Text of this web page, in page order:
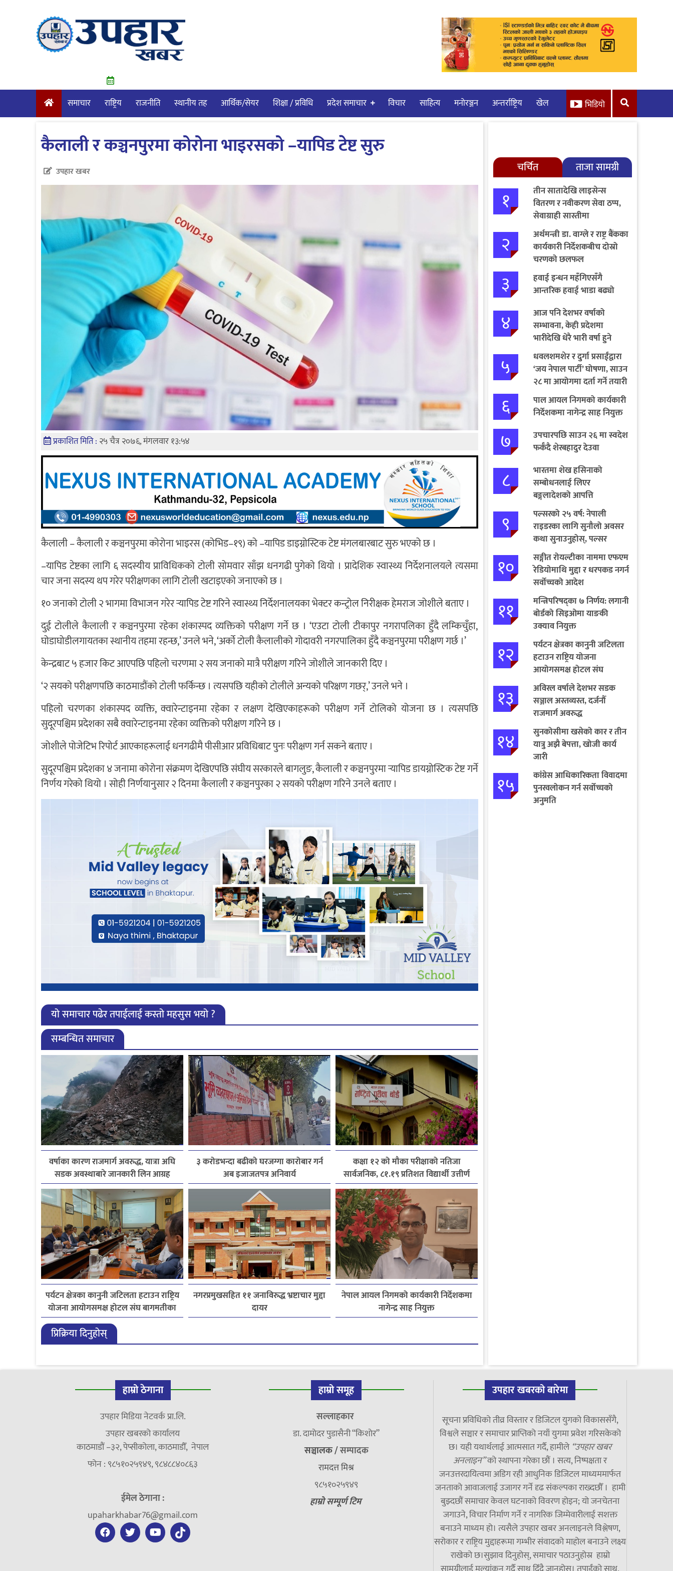
समाचार राष्ट्रिय राजनीति स्थानीय तह आर्थिक/सेयर शिक्षा / प्रविधि प्रदेश समाचार विचार साहित्य मनाेरञ्जन अन्तर्राष्ट्रिय खेल भिडियो
कैलाली र कञ्चनपुरमा कोरोना भाइरसको –यापिड टेष्ट सुरु
उपहार खबर
प्रकाशित मिति : २५ चैत्र २०७६, मंगलवार १३:५४
कैलाली – कैलाली र कञ्चनपुरमा कोरोना भाइरस (कोभिड–१९) को ‍–यापिड डाइग्नोस्टिक टेष्ट मंगलबारबाट सुरु भएको छ ।
–यापिड टेष्टका लागि ६ सदस्यीय प्राविधिकको टोली सोमवार साँझ धनगढी पुगेको थियो । प्रादेशिक स्वास्थ्य निर्देशनालयले त्यसमा
चार जना सदस्य थप गरेर परीक्षणका लागि टोली खटाइएको जनाएको छ ।
१० जनाको टोली २ भागमा विभाजन गरेर र्‍यापिड टेष्ट गरिने स्वास्थ्य निर्देशनालयका भेक्टर कन्ट्रोल निरीक्षक हेमराज जोशीले बताए ।
दुई टोलीले कैलाली र कञ्चनपुरमा रहेका शंकास्पद व्यक्तिको परीक्षण गर्ने छ । ‘एउटा टोली टीकापुर नगरापलिका हुँदै लम्किचुँहा,
घोडाघोडीलगायतका स्थानीय तहमा रहन्छ,’ उनले भने, ‘अर्काे टोली कैलालीको गोदावरी नगरपालिका हुँदै कञ्चनपुरमा परीक्षण गर्छ ।’
केन्द्रबाट ५ हजार किट आएपछि पहिलो चरणमा २ सय जनाको मात्रै परीक्षण गरिने जोशीले जानकारी दिए ।
‘२ सयको परीक्षणपछि काठमाडौंको टोली फर्किन्छ । त्यसपछि यहीको टोलीले अन्यको परिक्षण गछर्,’ उनले भने ।
पहिलो चरणका शंकास्पद व्यक्ति, क्वारेन्टाइनमा रहेका र लक्षण देखिएकाहरूको परीक्षण गर्ने टोलिको योजना छ । त्यसपछि
सुदूरपश्चिम प्रदेशका सबै क्वारेन्टाइनमा रहेका व्यक्तिको परीक्षण गरिने छ ।
जोशीले पोजेटिभ रिपोर्ट आएकाहरूलाई धनगढीमै पीसीआर प्रविधिबाट पुनः परीक्षण गर्न सकने बताए ।
सुदूरपश्चिम प्रदेशका ४ जनामा कोरोना संक्रमण देखिएपछि संघीय सरकारले बागलुङ, कैलाली र कञ्चनपुरमा र्‍यापिड डायग्नोस्टिक टेष्ट गर्ने
निर्णय गरेको थियो । सोही निर्णयानुसार २ दिनमा कैलाली र कञ्चनपुरका २ सयको परीक्षण गरिने उनले बताए ।
यो समाचार पढेर तपाईलाई कस्तो महसुस भयो ?
सम्बन्धित समाचार
वर्षाका कारण राजमार्ग अवरुद्ध, यात्रा अघि
सडक अवस्थाबारे जानकारी लिन आग्रह
३ करोडभन्दा बढीको घरजग्गा कारोबार गर्न
अब इजाजतपत्र अनिवार्य
कक्षा १२ को मौका परीक्षाको नतिजा
सार्वजनिक, ८१.१९ प्रतिशत विद्यार्थी उत्तीर्ण
पर्यटन क्षेत्रका कानुनी जटिलता हटाउन राष्ट्रिय
योजना आयोगसमक्ष होटल संघ बागमतीका
पाँचबुँदे माग
नगरप्रमुखसहित ११ जनाविरुद्ध भ्रष्टाचार मुद्दा
दायर
नेपाल आयल निगमको कार्यकारी निर्देशकमा
नागेन्द्र साह नियुक्त
प्रिक्रिया दिनुहोस्
चर्चित ताजा सामग्री
१
तीन सातादेखि लाइसेन्स
वितरण र नवीकरण सेवा ठप्प,
सेवाग्राही सास्तीमा
२
अर्थमन्त्री डा. वाग्ले र राष्ट्र बैंकका
कार्यकारी निर्देशकबीच दोस्रो
चरणको छलफल
३
हवाई इन्धन महँगिएसँगै
आन्तरिक हवाई भाडा बढ्यो
४
आज पनि देशभर वर्षाको
सम्भावना, केही प्रदेशमा
भारीदेखि धेरै भारी वर्षा हुने
चेतावनी
५
धवलशमशेर र दुर्गा प्रसाईंद्वारा
‘जय नेपाल पार्टी’ घोषणा, साउन
२८ मा आयोगमा दर्ता गर्ने तयारी
६
पाल आयल निगमको कार्यकारी
निर्देशकमा नागेन्द्र साह नियुक्त
७
उपचारपछि साउन २६ मा स्वदेश
फर्कँदै शेरबहादुर देउवा
८
भारतमा शेख हसिनाको
सम्बोधनलाई लिएर
बङ्गलादेशको आपत्ति
९
पल्सरको २५ वर्ष: नेपाली
राइडरका लागि सुनौलो अवसर
कथा सुनाउनुहोस्, पल्सर
जित्नुहोस्
१०
सङ्गीत रोयल्टीका नाममा एफएम
रेडियोमाथि मुद्दा र धरपकड नगर्न
सर्वोच्चको आदेश
११
मन्त्रिपरिषद्का ७ निर्णय: लगानी
बोर्डको सिइओमा याङकी
उक्याव नियुक्त
१२
पर्यटन क्षेत्रका कानुनी जटिलता
हटाउन राष्ट्रिय योजना
आयोगसमक्ष होटल संघ
बागमतीका पाँचबुँदे माग
१३
अविरल वर्षाले देशभर सडक
सञ्जाल अस्तव्यस्त, दर्जनौँ
राजमार्ग अवरुद्ध
१४
सुनकोसीमा खसेको कार र तीन
यात्रु अझै बेपत्ता, खोजी कार्य
जारी
१५
कांग्रेस आधिकारिकता विवादमा
पुनरवलोकन गर्न सर्वोच्चको
अनुमति
हाम्रो ठेगाना
उपहार मिडिया नेटवर्क प्रा.लि.
उपहार खबरको कार्यालय
काठमाडौं –३२, पेप्सीकोला, काठमाडौँ, नेपाल
फोन : ९८५१०२५९४९, ९८४८८४०८६३
ईमेल ठेगाना :
upaharkhabar76@gmail.com
हाम्रो समूह
सल्लाहकार
डा. दामाेदर पुडासैनी “किशाेर”
सञ्चालक /सम्पादक
रामदत्त मिश्र
९८५१०२५९४९
हाम्रो सम्पूर्ण टिम
उपहार खबरको बारेमा
सूचना प्रविधिको तीव्र विस्तार र डिजिटल युगको विकाससँगै,
विश्वले सञ्चार र समाचार प्राप्तिको नयाँ युगमा प्रवेश गरिसकेको
छ। यही यथार्थलाई आत्मसात गर्दै, हामीले “उपहार खबर
अनलाइन”को स्थापना गरेका छौं । सत्य, निष्पक्षता र
जनउत्तरदायित्वमा अडिग रही आधुनिक डिजिटल माध्यममार्फत
जनताको आवाजलाई उजागर गर्ने दृढ संकल्पका राख्दछौँ । हामी
बुझ्दछौं समाचार केवल घटनाको विवरण होइन; यो जनचेतना
जगाउने, विचार निर्माण गर्ने र नागरिक जिम्मेवारीलाई सशक्त
बनाउने माध्यम हो। त्यसैले उपहार खबर अनलाइनले विश्लेषण,
सरोकार र राष्ट्रिय मुद्दाहरूमा गम्भीर संवादको माहोल बनाउने लक्ष्य
राखेको छ।सुझाव दिनुहोस्, समाचार पठाउनुहोस्र हाम्रो